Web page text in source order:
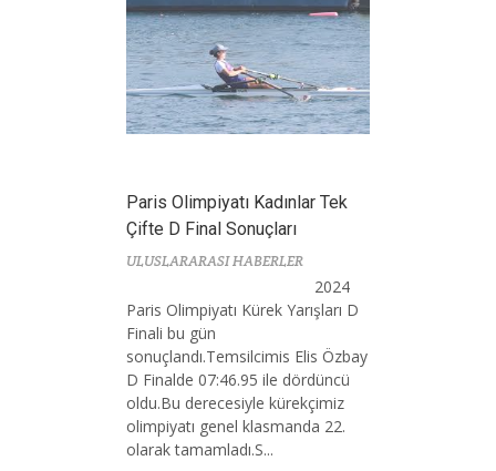
Paris Olimpiyatı Kadınlar Tek
Çifte D Final Sonuçları
ULUSLARARASI HABERLER
2024
Paris Olimpiyatı Kürek Yarışları D
Finali bu gün
sonuçlandı.Temsilcimis Elis Özbay
D Finalde 07:46.95 ile dördüncü
oldu.Bu derecesiyle kürekçimiz
olimpiyatı genel klasmanda 22.
olarak tamamladı.S...